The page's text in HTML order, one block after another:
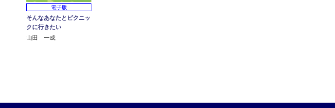
電子版
そんなあなたとピクニッ
クに行きたい
山田 一成